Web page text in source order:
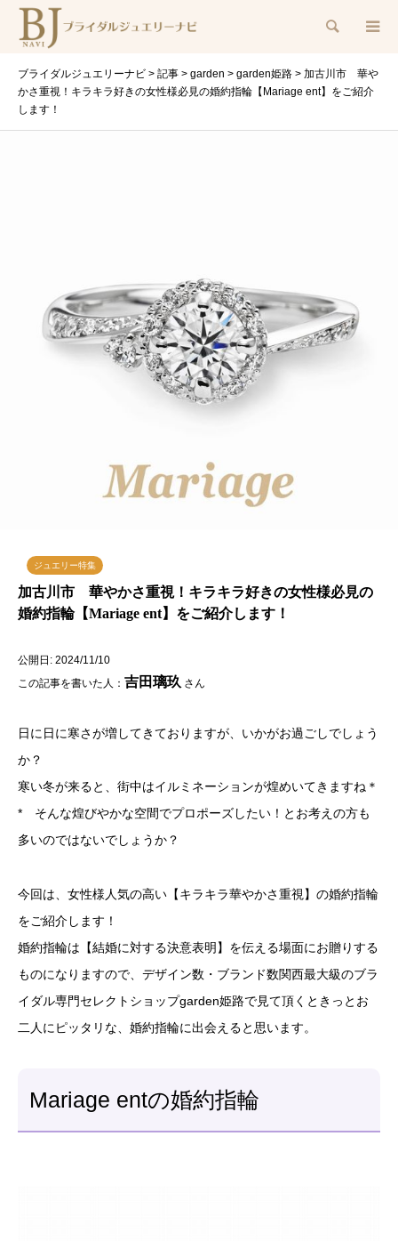
検索
ブライダルジュエリーナビ > 記事 > garden > garden姫路 > 加古川市 華や
かさ重視！キラキラ好きの女性様必見の婚約指輪【Mariage ent】をご紹介
します！
ジュエリー特集
加古川市 華やかさ重視！キラキラ好きの女性様必見の
婚約指輪【Mariage ent】をご紹介します！
公開日: 2024/11/10
この記事を書いた人： 吉田璃玖 さん
日に日に寒さが増してきておりますが、いかがお過ごしでしょう
か？
寒い冬が来ると、街中はイルミネーションが煌めいてきますね＊
* そんな煌びやかな空間でプロポーズしたい！とお考えの方も
多いのではないでしょうか？
今回は、女性様人気の高い【キラキラ華やかさ重視】の婚約指輪
をご紹介します！
婚約指輪は【結婚に対する決意表明】を伝える場面にお贈りする
ものになりますので、デザイン数・ブランド数関西最大級のブラ
イダル専門セレクトショップgarden姫路で見て頂くときっとお
二人にピッタリな、婚約指輪に出会えると思います。
Mariage entの婚約指輪